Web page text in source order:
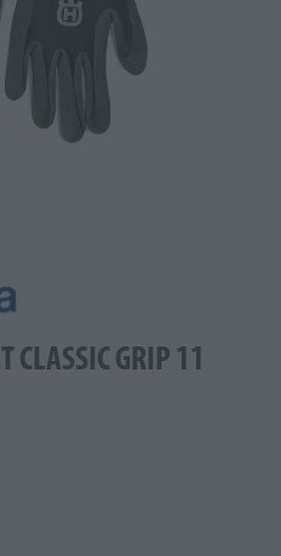
CLASSIC GRIP 11